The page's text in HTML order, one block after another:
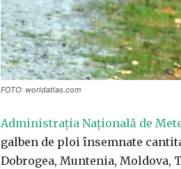
FOTO: worldatlas.com
Administraţia Naţională de
galben de ploi însemnate
Dobrogea, Muntenia,